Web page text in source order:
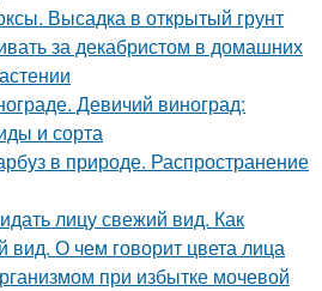
Высадка в открытый грунт
за декабристом в домашних
Девичий виноград:
и сорта
в природе. Распространение
лицу свежий вид. Как
вид. О чем говорит цвета лица
при избытке мочевой